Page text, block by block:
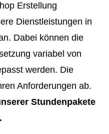
Erstellung
Dienstleistungen in
Dabei können die
variabel von
werden. Die
Anforderungen ab.
Stundenpakete